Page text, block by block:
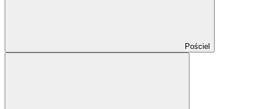
Pościel